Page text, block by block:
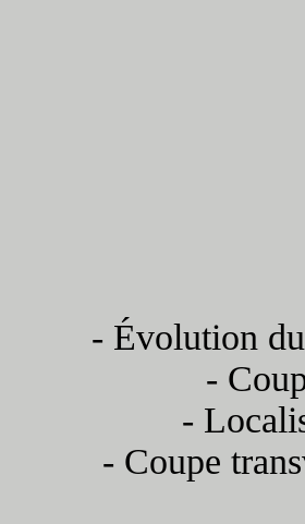
- Évolution du
-
-
- Coupe